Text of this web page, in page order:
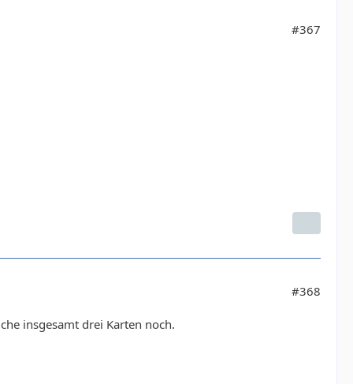
#367
#368
insgesamt drei Karten noch.